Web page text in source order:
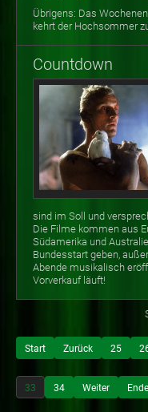
Übrigens: Das
kehrt der Hochsommer
Countdown
sind im Soll und
Die Filme kommen aus
Südamerika und
Bundesstart geben,
Abende musikalisch
Vorverkauf läuft!
Start Zurück 25
33 34 Weiter Ende